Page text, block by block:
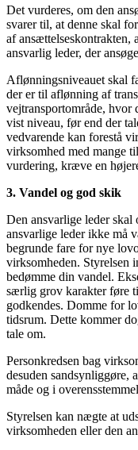
Det vurderes, om den
svarer til, at denne skal
af ansættelseskontrakten,
ansvarlig leder, der
Aflønningsniveauet skal
der er til aflønning af
vejtransportområde, hvor
vist niveau, før end der
vedvarende kan forestå
virksomhed med mange
vurdering, kræve en
3. Vandel og god skik
Den ansvarlige leder skal
ansvarlige leder ikke må
begrunde fare for nye
virksomheden. Styrelsen
bedømme din vandel.
særlig grov karakter føre
godkendes. Domme for
tidsrum. Dette kommer
tale om.
Personkredsen bag
desuden sandsynliggøre,
måde og i
Styrelsen kan nægte at
virksomheden eller den